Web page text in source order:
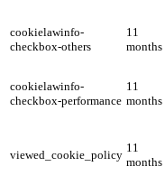
cookielawinfo-
checkbox-others
11
months
cookielawinfo-
checkbox-performance
11
months
viewed_cookie_policy
11
months